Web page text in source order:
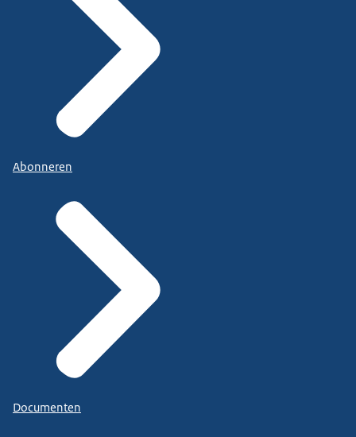
Abonneren
Documenten